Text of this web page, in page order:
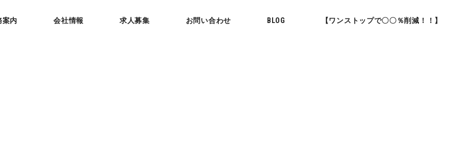
案内 会社情報 求人募集 お問い合わせ BLOG 【ワンストップで〇〇％削減！！】